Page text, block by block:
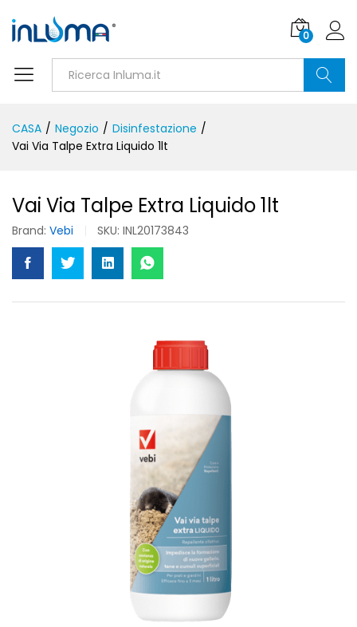
0
CASA / Negozio / Disinfestazione /
Vai Via Talpe Extra Liquido 1lt
Vai Via Talpe Extra Liquido 1lt
Brand: Vebi SKU: INL20173843